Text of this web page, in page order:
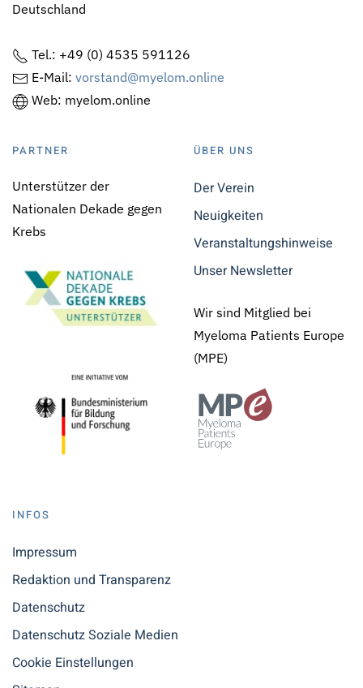
Deutschland
Tel.: +49 (0) 4535 591126
E-Mail: vorstand@myelom.online
Web: myelom.online
PARTNER
Unterstützer der
Nationalen Dekade gegen
Krebs
ÜBER UNS
Der Verein
Neuigkeiten
Veranstaltungshinweise
Unser Newsletter
Wir sind Mitglied bei
Myeloma Patients Europe
(MPE)
INFOS
Impressum
Redaktion und Transparenz
Datenschutz
Datenschutz Soziale Medien
Cookie Einstellungen